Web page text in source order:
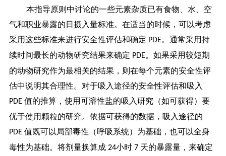
本指导原则中讨论的一些元素杂质已有食物、水、空
气和职业暴露的日摄入量标准。在适当的时候，可以考虑
采用这些标准来进行安全性评估和确定 PDE。通常采用持
续时间最长的动物研究结果来确定 PDE。如果采用较短期
的动物研究作为最相关的结果，则在每个元素的安全性评
估中说明其合理性。对于吸入途径的安全性评估和吸入
PDE 值的推算，使用可溶性盐的吸入研究（如可获得）要
优于使用颗粒的研究。依据可获得的数据，吸入途径的
PDE 值既可以局部毒性（呼吸系统）为基础，也可以全身
毒性为基础。将剂量换算成 24小时 7 天的暴露量，来确定